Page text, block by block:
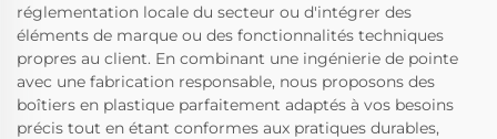
réglementation locale du secteur ou d'intégrer des
éléments de marque ou des fonctionnalités techniques
propres au client. En combinant une ingénierie de pointe
avec une fabrication responsable, nous proposons des
boîtiers en plastique parfaitement adaptés à vos besoins
précis tout en étant conformes aux pratiques durables,